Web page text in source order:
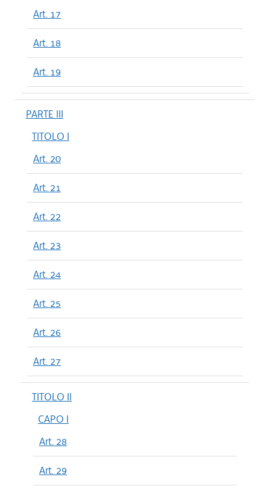
Art. 17
Art. 18
Art. 19
PARTE III
TITOLO I
Art. 20
Art. 21
Art. 22
Art. 23
Art. 24
Art. 25
Art. 26
Art. 27
TITOLO II
CAPO I
Art. 28
Art. 29